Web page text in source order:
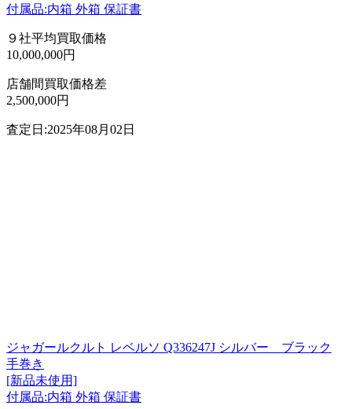
付属品:内箱 外箱 保証書
９社平均買取価格
10,000,000円
店舗間買取価格差
2,500,000円
査定日:2025年08月02日
ジャガールクルト レベルソ Q336247J シルバー ブラック
手巻き
[新品未使用]
付属品:内箱 外箱 保証書